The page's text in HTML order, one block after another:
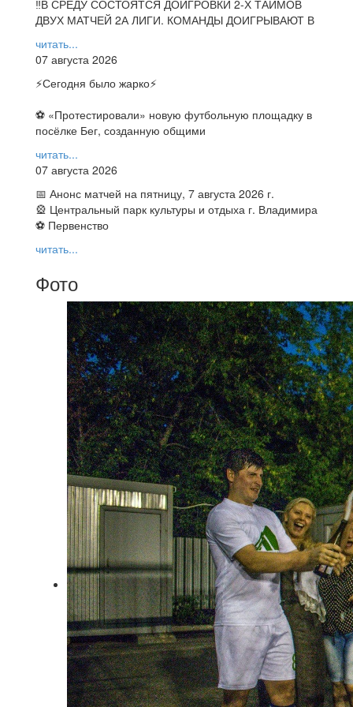
‼В СРЕДУ СОСТОЯТСЯ ДОИГРОВКИ 2-Х ТАЙМОВ
ДВУХ МАТЧЕЙ 2А ЛИГИ. КОМАНДЫ ДОИГРЫВАЮТ В
читать...
07 августа 2026
⚡️Сегодня было жарко⚡️
⚽ ️«Протестировали» новую футбольную площадку в
посёлке Бег, созданную общими
читать...
07 августа 2026
📅 Анонс матчей на пятницу, 7 августа 2026 г.
🎡 Центральный парк культуры и отдыха г. Владимира
⚽ Первенство
читать...
Фото